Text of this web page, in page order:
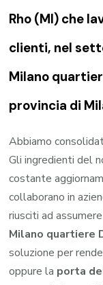
Rho (MI) che
clienti, nel
Milano
provincia di
Abbiamo
Gli ingredienti del
costante
collaborano in
riusciti ad
Milano quartiere
soluzione per
oppure la porta